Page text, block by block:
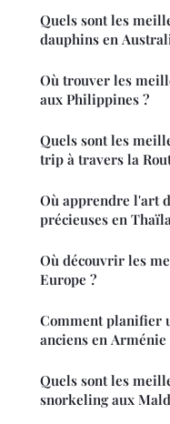
Quels sont les
dauphins en
Où trouver les
aux Philippines ?
Quels sont les
trip à travers la
Où apprendre l'art
précieuses en
Où découvrir les
Europe ?
Comment planifier
anciens en Arménie
Quels sont les
snorkeling aux